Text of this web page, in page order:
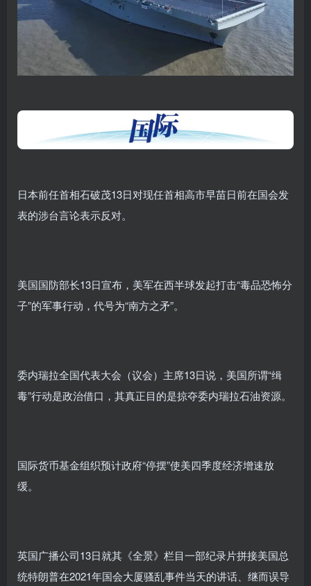
日本前任首相石破茂13日对现任首相高市早苗日前在国会发
表的涉台言论表示反对。
美国国防部长13日宣布，美军在西半球发起打击“毒品恐怖分
子”的军事行动，代号为“南方之矛”。
委内瑞拉全国代表大会（议会）主席13日说，美国所谓“缉
毒”行动是政治借口，其真正目的是掠夺委内瑞拉石油资源。
国际货币基金组织预计政府“停摆”使美四季度经济增速放
缓。
英国广播公司13日就其《全景》栏目一部纪录片拼接美国总
统特朗普在2021年国会大厦骚乱事件当天的讲话、继而误导